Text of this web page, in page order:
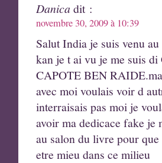
Danica dit :
novembre 30, 2009 à 10:39
Salut India je suis venu
kan je t ai vu je me suis
CAPOTE BEN
avec moi voulais voir d
interraisais pas moi je
avoir ma dedicace fake
au salon du livre pour
etre mieu dans ce milieu